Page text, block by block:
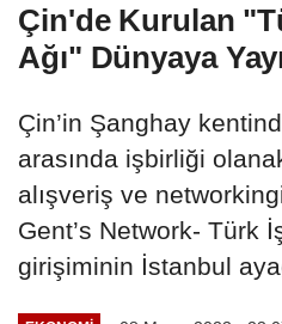
Çin'de Kurulan
Ağı" Dünyaya
Çin’in Şanghay
arasında işbirliği
alışveriş ve
Gent’s Network- Türk
girişiminin İstanbul